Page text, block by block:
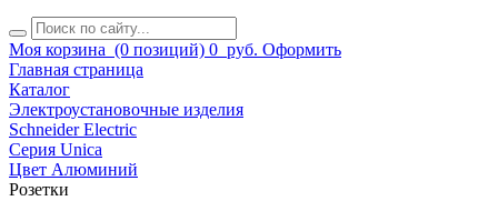
Моя корзина (0 позиций) 0 руб. Оформить
Главная страница
Каталог
Электроустановочные изделия
Schneider Electric
Серия Unica
Цвет Алюминий
Розетки